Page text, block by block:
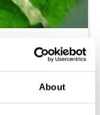
About
is­tu­tus